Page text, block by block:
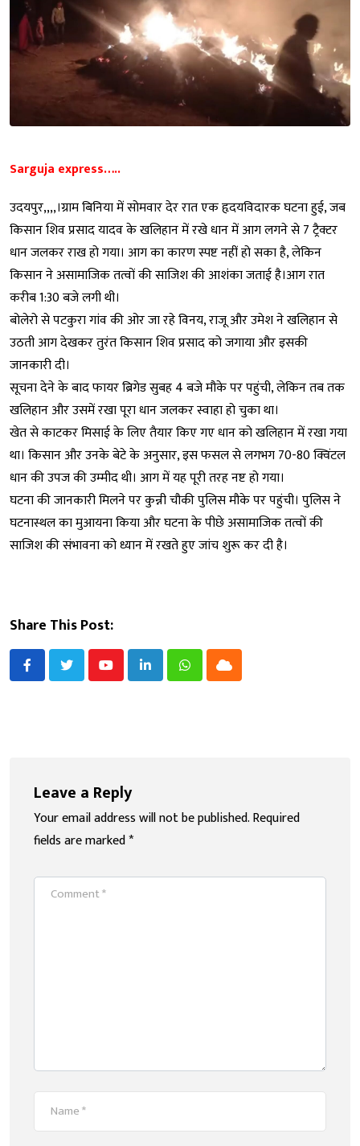
Sarguja express…..
उदयपुर,,,,।ग्राम बिनिया में सोमवार देर रात एक हृदयविदारक घटना हुई, जब
किसान शिव प्रसाद यादव के खलिहान में रखे धान में आग लगने से 7 ट्रैक्टर
धान जलकर राख हो गया। आग का कारण स्पष्ट नहीं हो सका है, लेकिन
किसान ने असामाजिक तत्वों की साजिश की आशंका जताई है।आग रात
करीब 1:30 बजे लगी थी।
बोलेरो से पटकुरा गांव की ओर जा रहे विनय, राजू और उमेश ने खलिहान से
उठती आग देखकर तुरंत किसान शिव प्रसाद को जगाया और इसकी
जानकारी दी।
सूचना देने के बाद फायर ब्रिगेड सुबह 4 बजे मौके पर पहुंची, लेकिन तब तक
खलिहान और उसमें रखा पूरा धान जलकर स्वाहा हो चुका था।
खेत से काटकर मिसाई के लिए तैयार किए गए धान को खलिहान में रखा गया
था। किसान और उनके बेटे के अनुसार, इस फसल से लगभग 70-80 क्विंटल
धान की उपज की उम्मीद थी। आग में यह पूरी तरह नष्ट हो गया।
घटना की जानकारी मिलने पर कुन्नी चौकी पुलिस मौके पर पहुंची। पुलिस ने
घटनास्थल का मुआयना किया और घटना के पीछे असामाजिक तत्वों की
साजिश की संभावना को ध्यान में रखते हुए जांच शुरू कर दी है।
Share This Post:
YoutubeLinkedInWhatsappCloud
Leave a Reply
Your email address will not be published.Required
fields are marked*